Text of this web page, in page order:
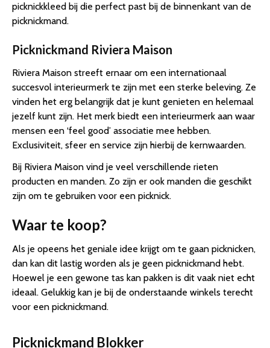
picknickkleed bij die perfect past bij de binnenkant van de
picknickmand.
Picknickmand Riviera Maison
Riviera Maison streeft ernaar om een internationaal
succesvol interieurmerk te zijn met een sterke beleving. Ze
vinden het erg belangrijk dat je kunt genieten en helemaal
jezelf kunt zijn. Het merk biedt een interieurmerk aan waar
mensen een ‘feel good’ associatie mee hebben.
Exclusiviteit, sfeer en service zijn hierbij de kernwaarden.
Bij Riviera Maison vind je veel verschillende rieten
producten en manden. Zo zijn er ook manden die geschikt
zijn om te gebruiken voor een picknick.
Waar te koop?
Als je opeens het geniale idee krijgt om te gaan picknicken,
dan kan dit lastig worden als je geen picknickmand hebt.
Hoewel je een gewone tas kan pakken is dit vaak niet echt
ideaal. Gelukkig kan je bij de onderstaande winkels terecht
voor een picknickmand.
Picknickmand Blokker